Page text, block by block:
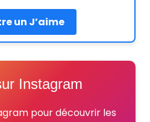
un J’aime
Instagram
pour découvrir les